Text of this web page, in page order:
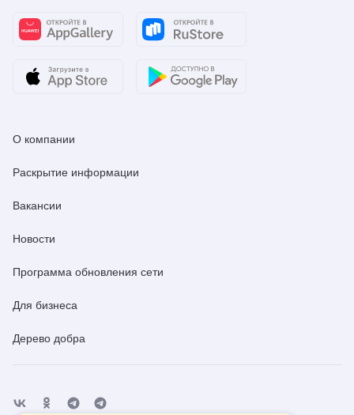
О компании
Раскрытие информации
Вакансии
Новости
Программа обновления сети
Для бизнеса
Дерево добра